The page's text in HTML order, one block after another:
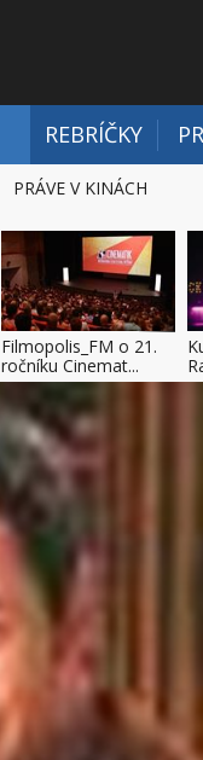
REBRÍČKY
PRÁVE V KINÁCH
Filmopolis_FM o 21.
ročníku Cinemat...